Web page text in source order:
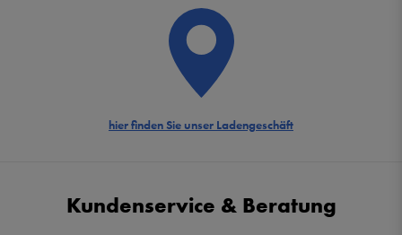
hier finden Sie unser Ladengeschäft
Kundenservice & Beratung